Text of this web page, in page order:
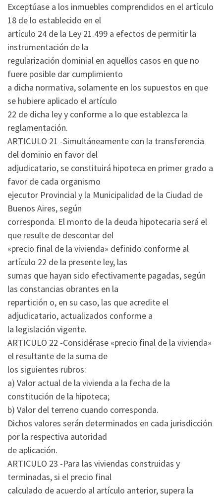
Exceptúase a los inmuebles comprendidos en el artículo
18 de lo establecido en el
artículo 24 de la Ley 21.499 a efectos de permitir la
instrumentación de la
regularización dominial en aquellos casos en que no
fuere posible dar cumplimiento
a dicha normativa, solamente en los supuestos en que
se hubiere aplicado el artículo
22 de dicha ley y conforme a lo que establezca la
reglamentación.
ARTICULO 21 -Simultáneamente con la transferencia
del dominio en favor del
adjudicatario, se constituirá hipoteca en primer grado a
favor de cada organismo
ejecutor Provincial y la Municipalidad de la Ciudad de
Buenos Aires, según
corresponda. El monto de la deuda hipotecaria será el
que resulte de descontar del
«precio final de la vivienda» definido conforme al
artículo 22 de la presente ley, las
sumas que hayan sido efectivamente pagadas, según
las constancias obrantes en la
repartición o, en su caso, las que acredite el
adjudicatario, actualizados conforme a
la legislación vigente.
ARTICULO 22 -Considérase «precio final de la vivienda»
el resultante de la suma de
los siguientes rubros:
a) Valor actual de la vivienda a la fecha de la
constitución de la hipoteca;
b) Valor del terreno cuando corresponda.
Dichos valores serán determinados en cada jurisdicción
por la respectiva autoridad
de aplicación.
ARTICULO 23 -Para las viviendas construidas y
terminadas, si el precio final
calculado de acuerdo al artículo anterior, supera la